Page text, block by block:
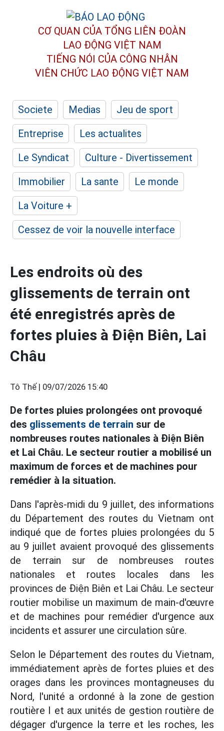
CƠ QUAN CỦA TỔNG LIÊN ĐOÀN
LAO ĐỘNG VIỆT NAM
TIẾNG NÓI CỦA CÔNG NHÂN
VIÊN CHỨC LAO ĐỘNG VIỆT NAM
Societe Medias
Jeu de sport
Entreprise
Les actualites
Le Syndicat
Culture - Divertissement
Immobilier
La sante
Le monde
La Voiture +
Cessez de voir la nouvelle interface
Les endroits où des
glissements de terrain ont
été enregistrés après de
fortes pluies à Điện Biên, Lai
Châu
Tô Thế | 09/07/2026 15:40
De fortes pluies prolongées ont provoqué
des glissements de terrain sur de
nombreuses routes nationales à Điện Biên
et Lai Châu. Le secteur routier a mobilisé un
maximum de forces et de machines pour
remédier à la situation.
Dans l'après-midi du 9 juillet, des informations
du Département des routes du Vietnam ont
indiqué que de fortes pluies prolongées du 5
au 9 juillet avaient provoqué des glissements
de terrain sur de nombreuses routes
nationales et routes locales dans les
provinces de Điện Biên et Lai Châu. Le secteur
routier mobilise un maximum de main-d'œuvre
et de machines pour remédier d'urgence aux
incidents et assurer une circulation sûre.
Selon le Département des routes du Vietnam,
immédiatement après de fortes pluies et des
orages dans les provinces montagneuses du
Nord, l'unité a ordonné à la zone de gestion
routière I et aux unités de gestion routière de
dégager d'urgence la terre et les roches, les